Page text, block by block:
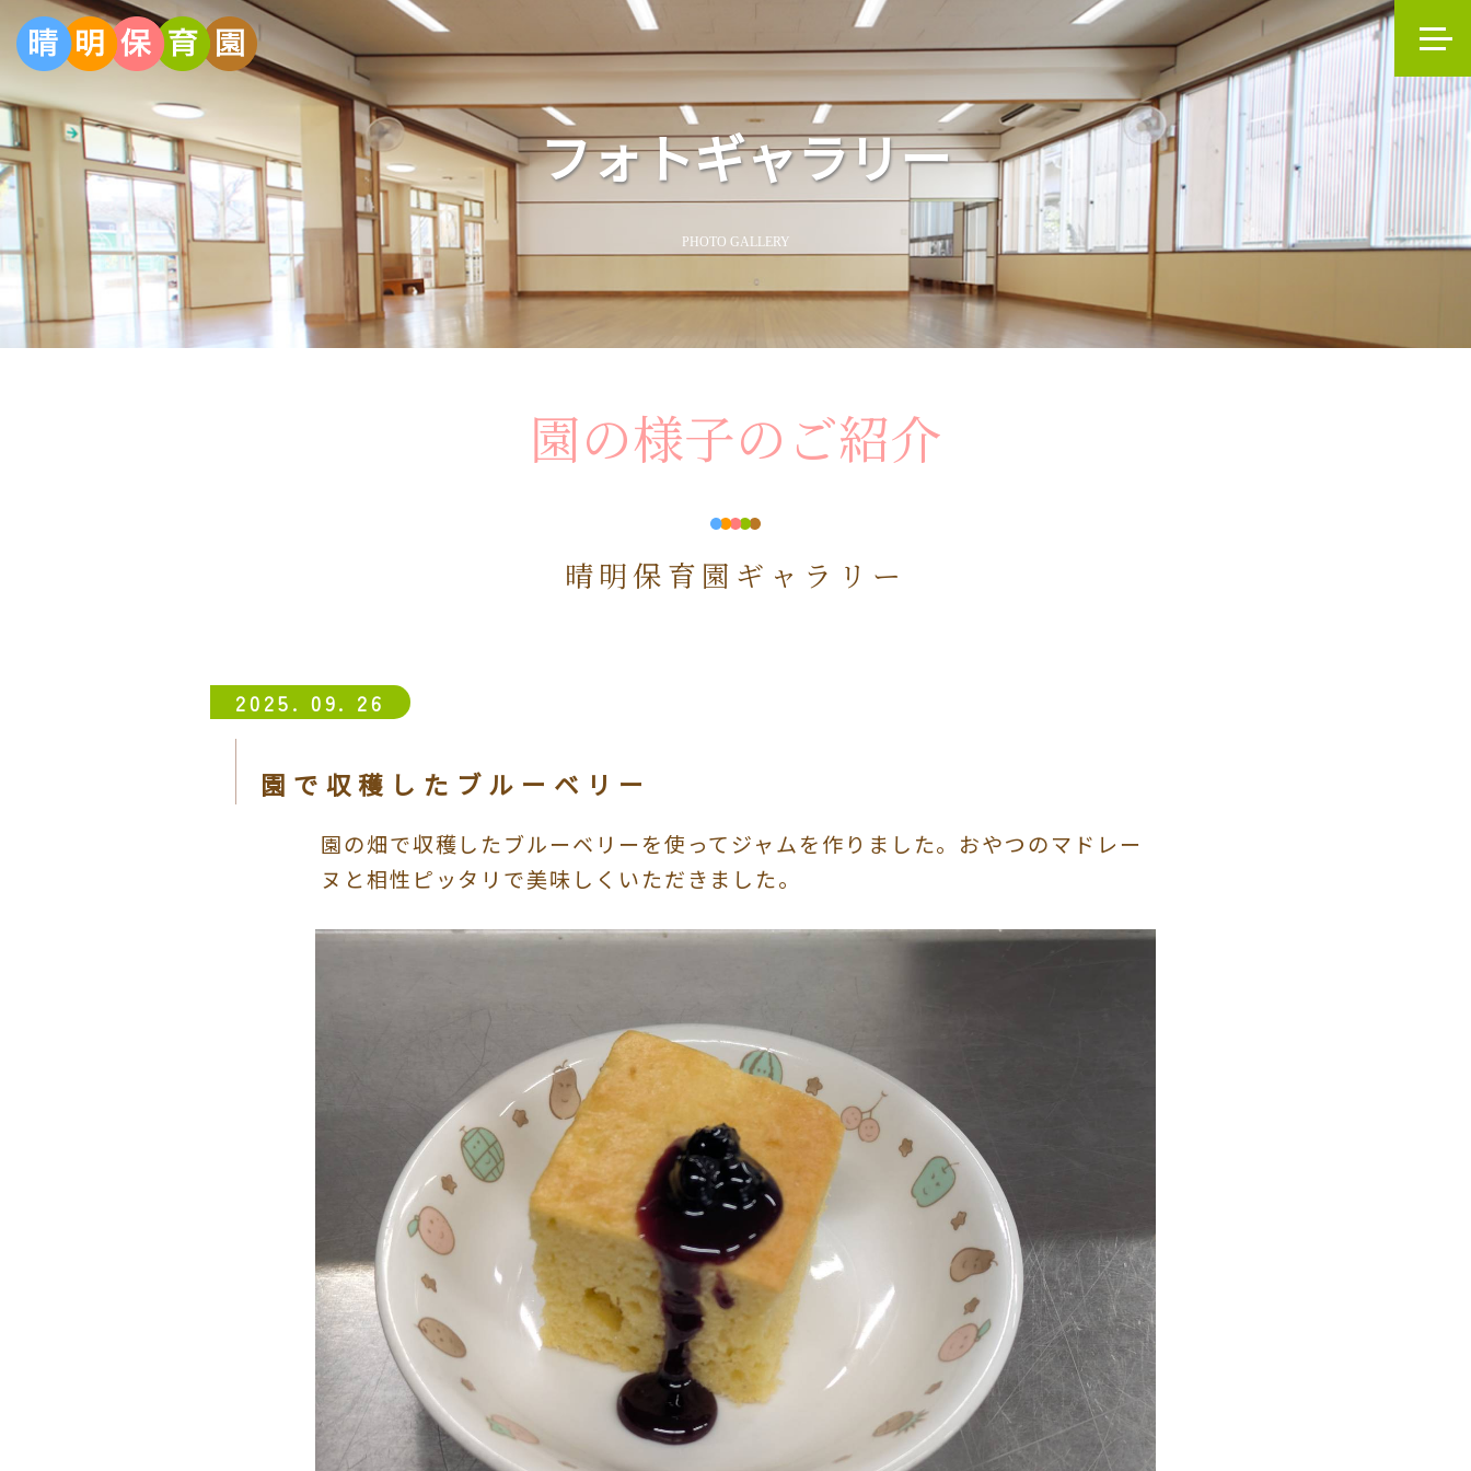
フォトギャラリー
PHOTO GALLERY
園の様子のご紹介
晴明保育園ギャラリー
2025. 09. 26
園で収穫したブルーベリー
園の畑で収穫したブルーベリーを使ってジャムを作りました。おやつのマドレー
ヌと相性ピッタリで美味しくいただきました。